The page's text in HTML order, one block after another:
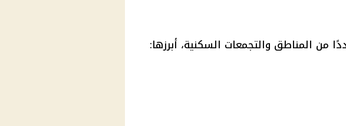
من المناطق والتجمعات السكنية، أبرزها: